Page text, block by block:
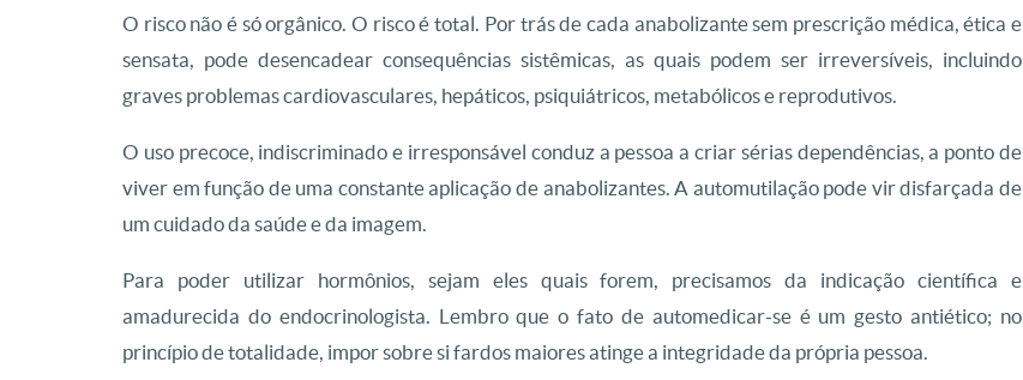
O risco não é só orgânico. O risco é total. Por trás de cada anabolizante sem prescrição médica, ética e
sensata, pode desencadear consequências sistêmicas, as quais podem ser irreversíveis, incluindo
graves problemas cardiovasculares, hepáticos, psiquiátricos, metabólicos e reprodutivos.
O uso precoce, indiscriminado e irresponsável conduz a pessoa a criar sérias dependências, a ponto de
viver em função de uma constante aplicação de anabolizantes. A automutilação pode vir disfarçada de
um cuidado da saúde e da imagem.
Para poder utilizar hormônios, sejam eles quais forem, precisamos da indicação científica e
amadurecida do endocrinologista. Lembro que o fato de automedicar-se é um gesto antiético; no
princípio de totalidade, impor sobre si fardos maiores atinge a integridade da própria pessoa.